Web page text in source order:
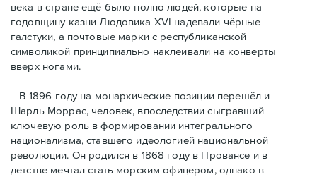
века в стране ещё было полно людей, которые на
годовщину казни Людовика XVI надевали чёрные
галстуки, а почтовые марки с республиканской
символикой принципиально наклеивали на конверты
вверх ногами.
В 1896 году на монархические позиции перешёл и
Шарль Моррас, человек, впоследствии сыгравший
ключевую роль в формировании интегрального
национализма, ставшего идеологией национальной
революции. Он родился в 1868 году в Провансе и в
детстве мечтал стать морским офицером, однако в